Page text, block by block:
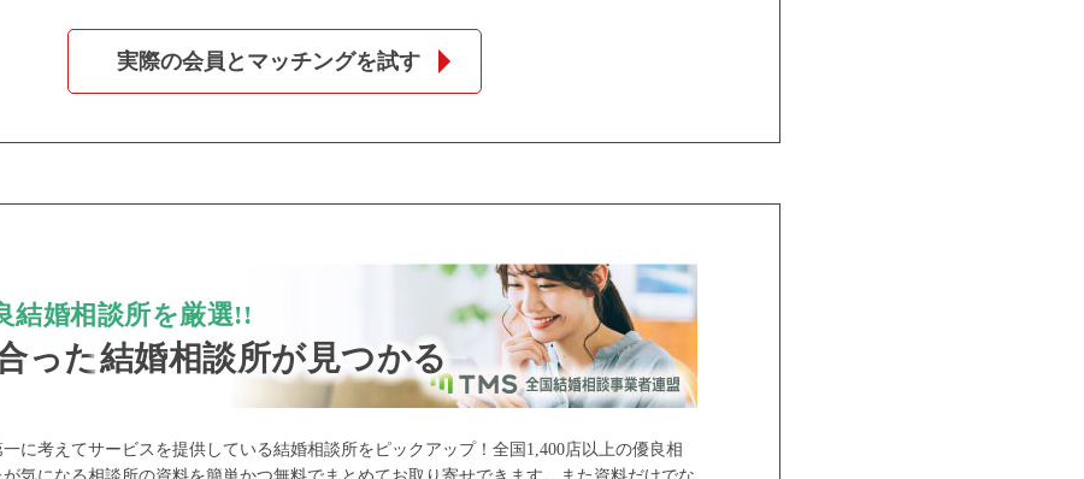
実際の会員とマッチングを試す
結婚相談所を厳選!!
った結婚相談所が見つかる
に考えてサービスを提供している結婚相談所をピックアップ！全国1,400店以上の優良相